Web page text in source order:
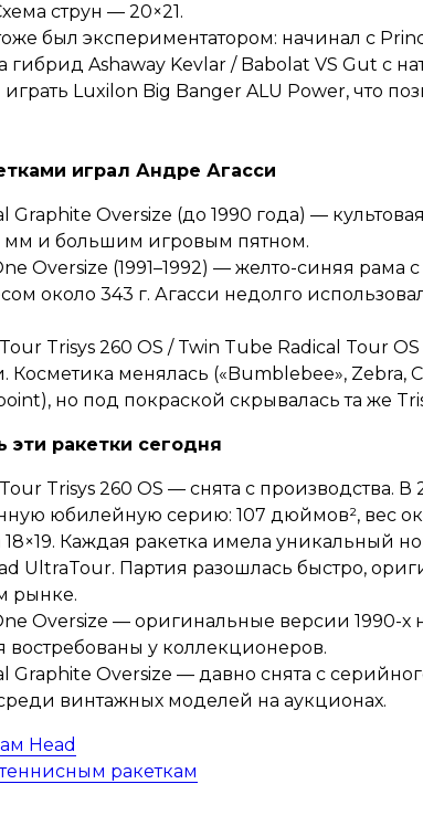
струн — 20×21.
был экспериментатором: начинал с
Ashaway Kevlar / Babolat VS Gut с
играть Luxilon Big Banger ALU Power, что
играл Андре Агасси
Graphite Oversize (до 1990 года) —
мм и большим игровым пятном.
Oversize (1991–1992) — желто-синяя рама
около 343 г. Агасси недолго
Trisys 260 OS / Twin Tube Radical Tour
Косметика менялась («Bumblebee», Zebra,
но под покраской скрывалась та же
эти ракетки сегодня
Trisys 260 OS — снята с производства. В
юбилейную серию: 107 дюймов², вес
18×19. Каждая ракетка имела уникальный
UltraTour. Партия разошлась быстро,
рынке.
Oversize — оригинальные версии 1990-х
востребованы у коллекционеров.
Graphite Oversize — давно снята с
винтажных моделей на аукционах.
Head
ракеткам